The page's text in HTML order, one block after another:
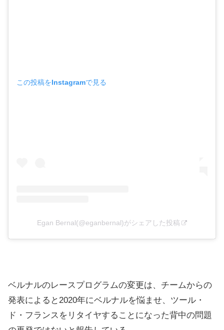
この投稿をInstagramで見る
Egan Bernal(@eganbernal)がシェアした投稿
ベルナルのレースプログラムの変更は、チームからの
発表によると2020年にベルナルを悩ませ、ツール・
ド・フランスをリタイヤすることになった背中の問題